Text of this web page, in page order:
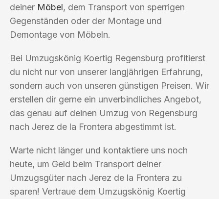
deiner Möbel, dem Transport von sperrigen
Gegenständen oder der Montage und
Demontage von Möbeln.
Bei Umzugskönig Koertig Regensburg profitierst
du nicht nur von unserer langjährigen Erfahrung,
sondern auch von unseren günstigen Preisen. Wir
erstellen dir gerne ein unverbindliches Angebot,
das genau auf deinen Umzug von Regensburg
nach Jerez de la Frontera abgestimmt ist.
Warte nicht länger und kontaktiere uns noch
heute, um Geld beim Transport deiner
Umzugsgüter nach Jerez de la Frontera zu
sparen! Vertraue dem Umzugskönig Koertig